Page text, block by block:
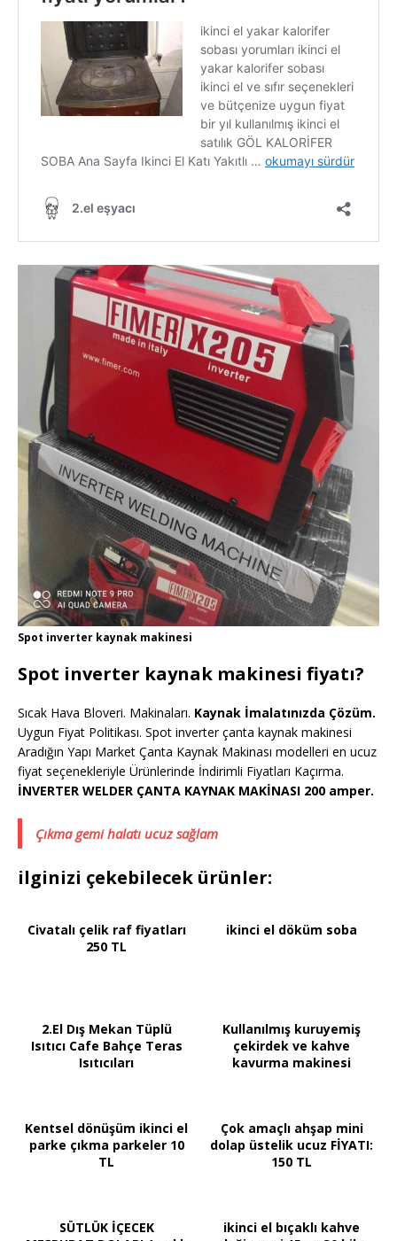
Spot inverter kaynak makinesi
Spot inverter kaynak makinesi fiyatı?
Sıcak Hava Bloveri. Makinaları. Kaynak İmalatınızda Çözüm.
Uygun Fiyat Politikası. Spot inverter çanta kaynak makinesi
Aradığın Yapı Market Çanta Kaynak Makinası modelleri en ucuz
fiyat seçenekleriyle Ürünlerinde İndirimli Fiyatları Kaçırma.
İNVERTER WELDER ÇANTA KAYNAK MAKİNASI 200 amper.
Çıkma gemi halatı ucuz sağlam
ilginizi çekebilecek ürünler:
Civatalı çelik raf fiyatları
250 TL
ikinci el döküm soba
2.El Dış Mekan Tüplü
Isıtıcı Cafe Bahçe Teras
Isıtıcıları
Kullanılmış kuruyemiş
çekirdek ve kahve
kavurma makinesi
Kentsel dönüşüm ikinci el
parke çıkma parkeler 10
TL
Çok amaçlı ahşap mini
dolap üstelik ucuz FİYATI:
150 TL
SÜTLÜK İÇECEK
ikinci el bıçaklı kahve